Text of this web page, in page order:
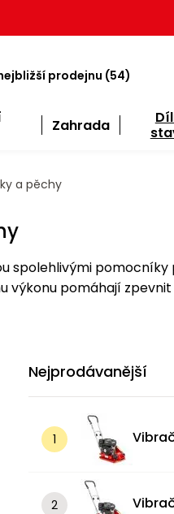
prodejnu (54)
Zahrada
a pěchy
spolehlivými
výkonu pomáhají
Nejprodávanější